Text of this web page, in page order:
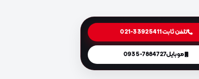
تلفن ثابت021-33925411
موبایل0935-7884727